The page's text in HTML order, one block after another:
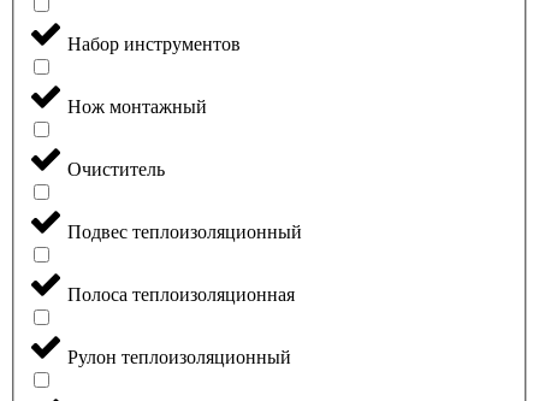
Набор инструментов
Нож монтажный
Очиститель
Подвес теплоизоляционный
Полоса теплоизоляционная
Рулон теплоизоляционный